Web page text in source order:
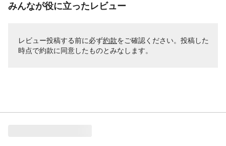
みんなが役に立ったレビュー
レビュー投稿する前に必ず約款をご確認ください。投稿した
時点で約款に同意したものとみなします。